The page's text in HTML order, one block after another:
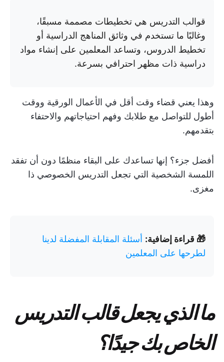
قوالب التدريس هي تخطيطات مصممة مسبقًا،
وغالبًا ما تستخدم في وثائق المناهج الدراسية أو
تخطيط الدروس، وتساعد المعلمين على إنشاء مواد
دراسية ذات مظهر احترافي بسرعة.
وهذا يعني قضاء وقت أقل في الأعمال الورقية ووقت
أطول للتواصل مع طلابك وفهم احتياجاتهم والاحتفاء
بتقدمهم.
أفضل جزء؟ إنها تساعدك على البقاء منظمًا دون أن تفقد
اللمسة الشخصية التي تجعل التدريس الخصوصي ذا
مغزى.
🎁 قراءة إضافية: أسئلة المقابلة المفضلة لدينا
لطرحها على المعلمين
ما الذي يجعل قالب التدريس
الخاص بك جيدًا؟